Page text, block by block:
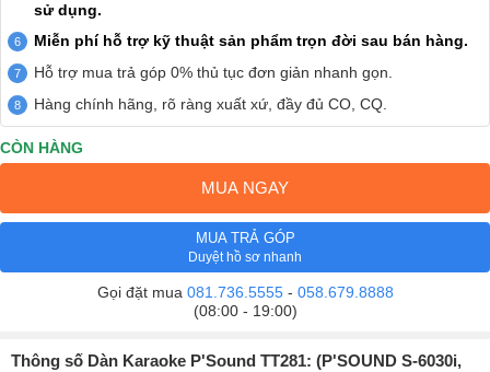
sử dụng.
Miễn phí hỗ trợ kỹ thuật sản phẩm trọn đời sau bán hàng.
Hỗ trợ mua trả góp 0% thủ tục đơn giản nhanh gọn.
Hàng chính hãng, rõ ràng xuất xứ, đầy đủ CO, CQ.
CÒN HÀNG
MUA NGAY
MUA TRẢ GÓP
Duyệt hồ sơ nhanh
Gọi đặt mua 081.736.5555- 058.679.8888
(08:00 - 19:00)
Thông số Dàn Karaoke P'Sound TT281: (P'SOUND S-6030i,